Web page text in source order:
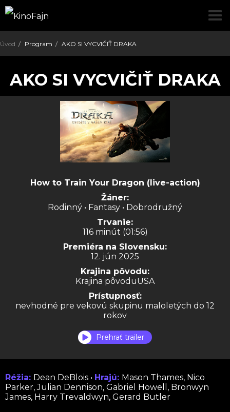
Úvod Program AKO SI VYCVIČIŤ DRAKA
AKO SI VYCVIČIŤ DRAKA
How to Train Your Dragon (live-action)
Žáner:
Rodinný • Fantasy • Dobrodružný
Trvanie:
116 minút (01:56)
Premiéra na Slovensku:
12. jún 2025
Krajina pôvodu:
Krajina pôvoduUSA
Prístupnosť:
nevhodné pre vekovú skupinu maloletých do 12
rokov
Prehrať trailer
Réžia: Dean DeBlois • Hrajú: Mason Thames, Nico
Parker, Julian Dennison, Gabriel Howell, Bronwyn
James, Harry Trevaldwyn, Gerard Butler